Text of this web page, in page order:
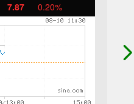
7.87 0.20%